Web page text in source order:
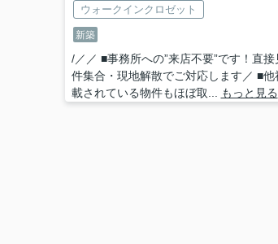
ウォークインクロゼット
新築
/／／ ■事務所への”来店不要”です！直接
件集合・現地解散でご対応します／ ■他
載されている物件もほぼ取...
もっと見る